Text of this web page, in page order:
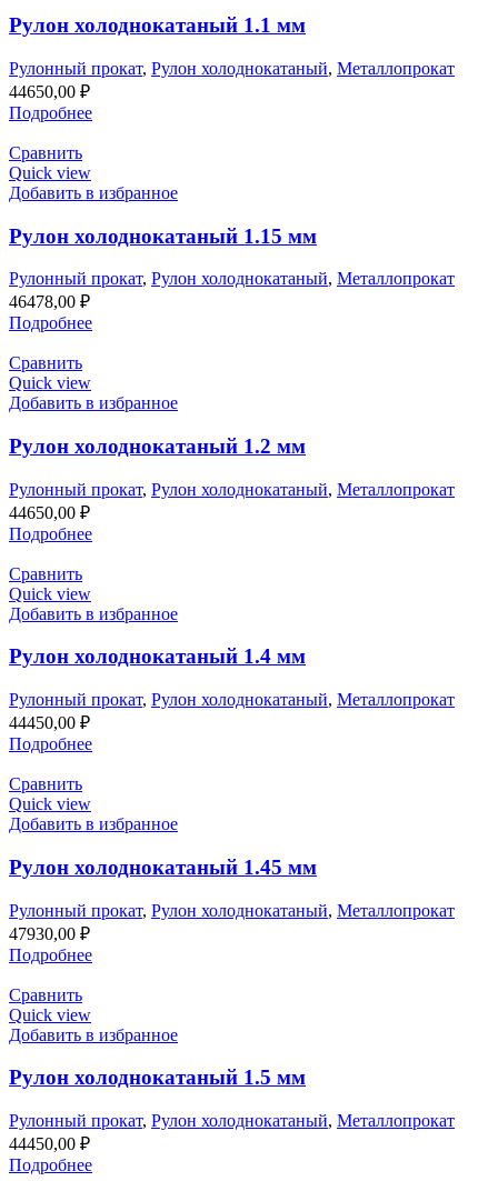
Рулон холоднокатаный 1.1 мм
Рулонный прокат, Рулон холоднокатаный, Металлопрокат
44650,00 ₽
Подробнее
Сравнить
Quick view
Добавить в избранное
Рулон холоднокатаный 1.15 мм
Рулонный прокат, Рулон холоднокатаный, Металлопрокат
46478,00 ₽
Подробнее
Сравнить
Quick view
Добавить в избранное
Рулон холоднокатаный 1.2 мм
Рулонный прокат, Рулон холоднокатаный, Металлопрокат
44650,00 ₽
Подробнее
Сравнить
Quick view
Добавить в избранное
Рулон холоднокатаный 1.4 мм
Рулонный прокат, Рулон холоднокатаный, Металлопрокат
44450,00 ₽
Подробнее
Сравнить
Quick view
Добавить в избранное
Рулон холоднокатаный 1.45 мм
Рулонный прокат, Рулон холоднокатаный, Металлопрокат
47930,00 ₽
Подробнее
Сравнить
Quick view
Добавить в избранное
Рулон холоднокатаный 1.5 мм
Рулонный прокат, Рулон холоднокатаный, Металлопрокат
44450,00 ₽
Подробнее